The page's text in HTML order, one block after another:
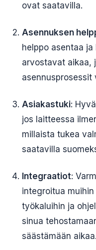
ovat saatavilla.
Asennuksen
helppo asentaa
arvostavat aikaa,
asennusprosessit
Asiakastuki:
jos laitteessa
millaista tukea
saatavilla
Integraatiot:
integroitua
työkaluihin ja
sinua
säästämään aikaa.